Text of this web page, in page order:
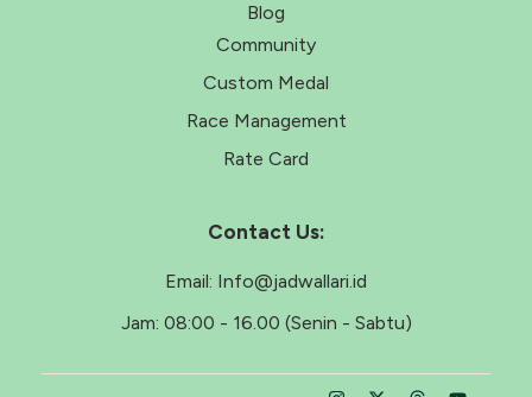
Blog
Community
Custom Medal
Race Management
Rate Card
Contact Us:
Email: Info@jadwallari.id
Jam: 08:00 - 16.00 (Senin - Sabtu)